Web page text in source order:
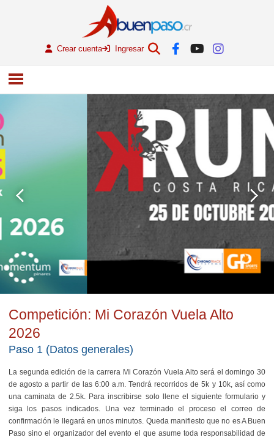
Crear cuenta Ingresar
Competición: Mi Corazón Vuela Alto
2026
Paso 1 (Datos generales)
La segunda edición de la carrera Mi Corazón Vuela Alto será el domingo 30
de agosto a partir de las 6:00 a.m. Tendrá recorridos de 5k y 10k, así como
una caminata de 2.5k. Para inscribirse solo llene el siguiente formulario y
siga los pasos indicados. Una vez terminado el proceso el correo de
confirmación le llegará en unos minutos. Queda manifiesto que no es A Buen
Paso sino el organizador del evento el que asume toda responsabilidad de